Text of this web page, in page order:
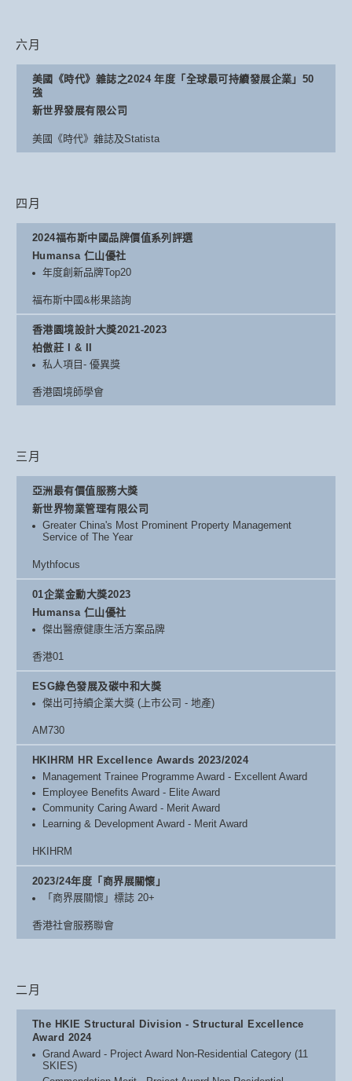
六月
美國《時代》雜誌之2024 年度「全球最可持續發展企業」50
強
新世界發展有限公司
美國《時代》雜誌及Statista
四月
2024福布斯中國品牌價值系列評選
Humansa 仁山優社
年度創新品牌Top20
福布斯中國&彬果諮詢
香港園境設計大獎2021-2023
柏傲莊 I & II
私人項目- 優異獎
香港園境師學會
三月
亞洲最有價值服務大獎
新世界物業管理有限公司
Greater China's Most Prominent Property Management
Service of The Year
Mythfocus
01企業金勳大獎2023
Humansa 仁山優社
傑出醫療健康生活方案品牌
香港01
ESG綠色發展及碳中和大獎
傑出可持續企業大獎 (上市公司 - 地產)
AM730
HKIHRM HR Excellence Awards 2023/2024
Management Trainee Programme Award - Excellent Award
Employee Benefits Award - Elite Award
Community Caring Award - Merit Award
Learning & Development Award - Merit Award
HKIHRM
2023/24年度「商界展關懷」
「商界展關懷」標誌 20+
香港社會服務聯會
二月
The HKIE Structural Division - Structural Excellence
Award 2024
Grand Award - Project Award Non-Residential Category (11
SKIES)